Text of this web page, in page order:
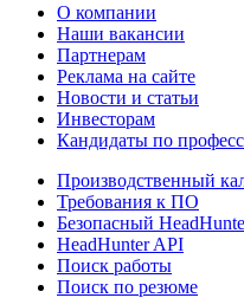
О компании
Наши вакансии
Партнерам
Реклама на сайте
Новости и статьи
Инвесторам
Кандидаты по
Производственный
Требования к ПО
Безопасный
HeadHunter API
Поиск работы
Поиск по резюме